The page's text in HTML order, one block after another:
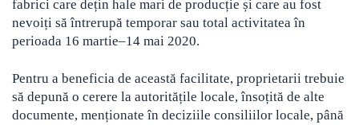
fabrici care dețin hale mari de producție și care au fost
nevoiți să întrerupă temporar sau total activitatea în
perioada 16 martie–14 mai 2020.
Pentru a beneficia de această facilitate, proprietarii trebuie
să depună o cerere la autoritățile locale, însoțită de alte
documente, menționate în deciziile consiliilor locale, până